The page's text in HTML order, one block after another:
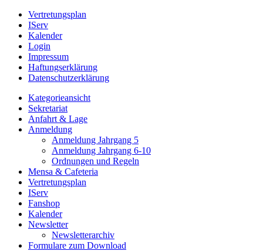
Vertretungsplan
IServ
Kalender
Login
Impressum
Haftungserklärung
Datenschutzerklärung
Kategorieansicht
Sekretariat
Anfahrt & Lage
Anmeldung
Anmeldung Jahrgang 5
Anmeldung Jahrgang 6-10
Ordnungen und Regeln
Mensa & Cafeteria
Vertretungsplan
IServ
Fanshop
Kalender
Newsletter
Newsletterarchiv
Formulare zum Download